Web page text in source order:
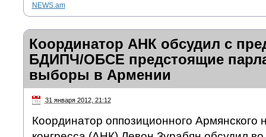
NEWS.am
Координатор АНК обсудил с
БДИПЧ/ОБСЕ предстоящие
выборы в Армении
31 января 2012, 21:12
Координатор оппозиционного Армянского